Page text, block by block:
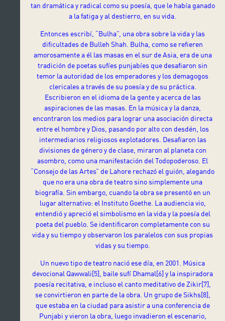
tan dramática y radical como su poesía, que le había ganado
a la fatiga y al destierro, en su vida.
Entonces escribí, “Bulha”, una obra sobre la vida y las
dificultades de Bulleh Shah. Bulha, como se refieren
amorosamente a él las masas en el sur de Asia, era de una
tradición de poetas sufíes punjabíes que desafiaron sin
temor la autoridad de los emperadores y los demagogos
clericales a través de su poesía y de su práctica.
Escribieron en el idioma de la gente y acerca de las
aspiraciones de las masas. En la música y la danza,
encontraron los medios para lograr una asociación directa
entre el hombre y Dios, pasando por alto con desdén, los
intermediarios religiosos explotadores. Desafiaron las
divisiones de género y de clase, miraron al planeta con
asombro, como una manifestación del Todopoderoso. El
“Consejo de las Artes” de Lahore rechazó el guión, alegando
que no era una obra de teatro sino simplemente una
biografía. Sin embargo, cuando la obra se presentó en un
lugar alternativo: el Instituto Goethe. La audiencia vio,
entendió y apreció el simbolismo en la vida y la poesía del
poeta del pueblo. Se identificaron completamente con su
vida y su tiempo y observaron los paralelos con sus propias
vidas y su tiempo.
Un nuevo tipo de teatro nació ese día, en 2001. Música
devocional Qawwali[5], baile sufí Dhamal[6] y la inspiradora
poesía recitativa, e incluso el canto meditativo de Zikir[7],
se convirtieron en parte de la obra. Un grupo de Sikhs[8]
que estaba en la ciudad para asistir a una conferencia de
Punjabi y vieron la obra, luego invadieron el escenario,